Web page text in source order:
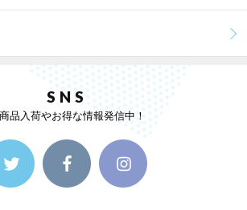
SNS
品入荷やお得な情報発信中！